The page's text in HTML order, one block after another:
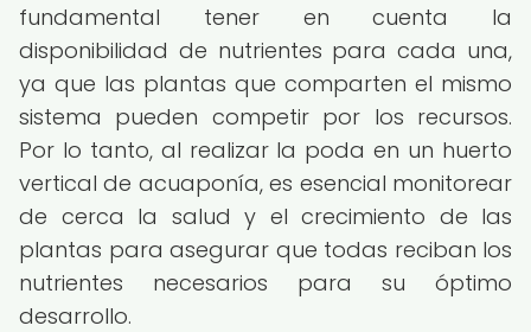
fundamental tener en cuenta la
disponibilidad de nutrientes para cada una,
ya que las plantas que comparten el mismo
sistema pueden competir por los recursos.
Por lo tanto, al realizar la poda en un huerto
vertical de acuaponía, es esencial monitorear
de cerca la salud y el crecimiento de las
plantas para asegurar que todas reciban los
nutrientes necesarios para su óptimo
desarrollo.